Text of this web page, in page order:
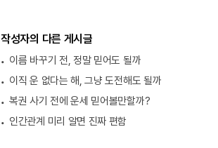
작성자의 다른 게시글
이름 바꾸기 전, 정말 믿어도 될까
이직 운 없다는 해, 그냥 도전해도 될까
복권 사기 전에 운세 믿어볼만할까?
인간관계 미리 알면 진짜 편함